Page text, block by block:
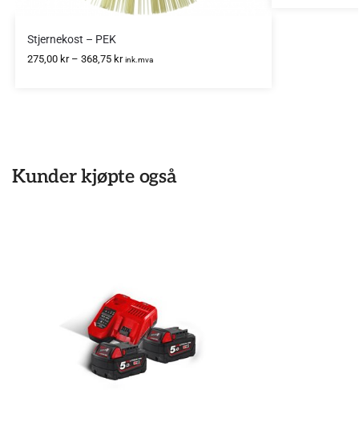
Stjernekost – PEK
275,00 kr – 368,75 kr ink.mva
Kunder kjøpte også